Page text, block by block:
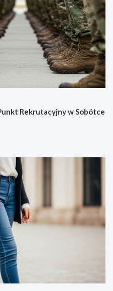
Rekrutacyjny w Sobótce